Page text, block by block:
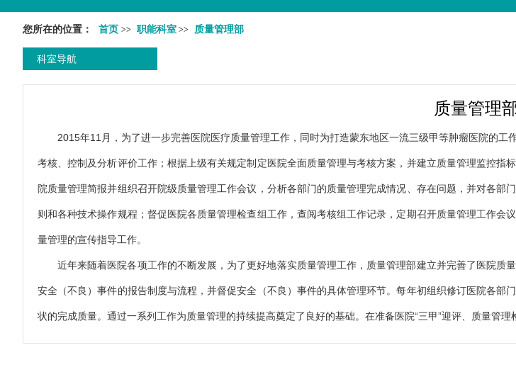
您所在的位置： 首页 >> 职能科室 >> 质量管理部
科室导航
质量管理
2015年11月，为了进一步完善医院医疗质量管理工作，同时为打造蒙东地区一流三级甲等肿瘤医院的
考核、控制及分析评价工作；根据上级有关规定制定医院全面质量管理与考核方案，并建立质量管理监控
院质量管理简报并组织召开院级质量管理工作会议，分析各部门的质量管理完成情况、存在问题，并对各
则和各种技术操作规程；督促医院各质量管理检查组工作，查阅考核组工作记录，定期召开质量管理工作
量管理的宣传指导工作。
近年来随着医院各项工作的不断发展，为了更好地落实质量管理工作，质量管理部建立并完善了医院
安全（不良）事件的报告制度与流程，并督促安全（不良）事件的具体管理环节。每年初组织修订医院各
状的完成质量。通过一系列工作为质量管理的持续提高奠定了良好的基础。在准备医院“三甲”迎评、质量管理